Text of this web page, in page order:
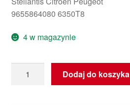
9655864080 6350T8
4 w magazynie
Lewa
Dodaj do koszyka